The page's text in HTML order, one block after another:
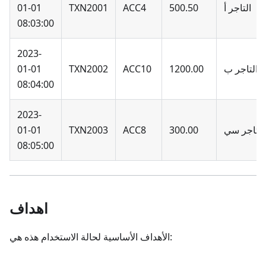
01-01
08:03:00
TXN2001 ACC4 500.50 التاجر أ
2023-
01-01
08:04:00
TXN2002 ACC10 1200.00 التاجر ب
2023-
01-01
08:05:00
TXN2003 ACC8 300.00 التاجر سي
اهداف
الأهداف الأساسية لحالة الاستخدام هذه هي: